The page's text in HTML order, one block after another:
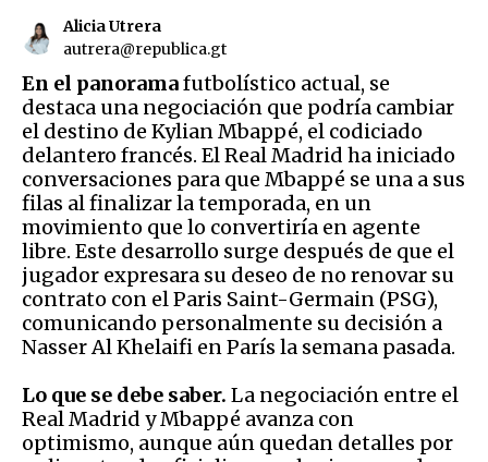
Alicia Utrera
autrera@republica.gt
En el panoramafutbolístico actual, se
destaca una negociación que podría cambiar
el destino de Kylian Mbappé, el codiciado
delantero francés. El Real Madrid ha iniciado
conversaciones para que Mbappé se una a sus
filas al finalizar la temporada, en un
movimiento que lo convertiría en agente
libre. Este desarrollo surge después de que el
jugador expresara su deseo de no renovar su
contrato con el Paris Saint-Germain (PSG),
comunicando personalmente su decisión a
Nasser Al Khelaifi en París la semana pasada.
Lo que se debe saber. La negociación entre el
Real Madrid y Mbappé avanza con
optimismo, aunque aún quedan detalles por